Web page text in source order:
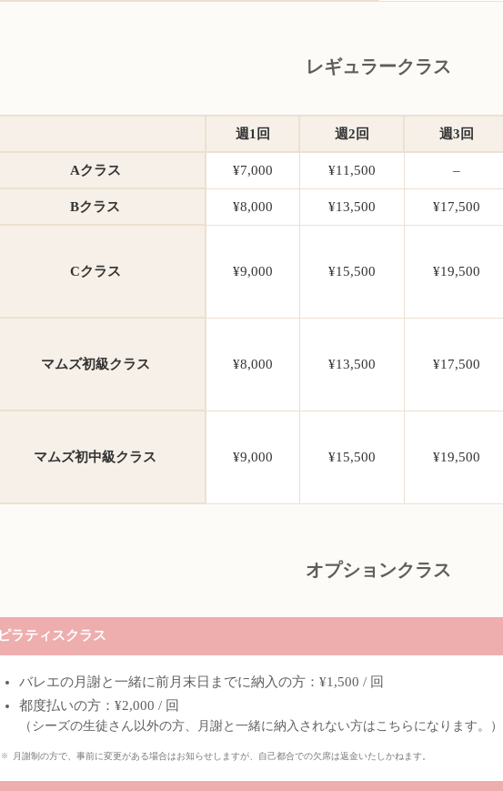
レギュラークラス
週1回 週2回 週3回
Aクラス ¥7,000 ¥11,500 –
Bクラス ¥8,000 ¥13,500 ¥17,500
Cクラス ¥9,000 ¥15,500 ¥19,500
マムズ初級クラス ¥8,000 ¥13,500 ¥17,500
マムズ初中級クラス ¥9,000 ¥15,500 ¥19,500
オプションクラス
ピラティスクラス
バレエの月謝と一緒に前月末日までに納入の方：¥1,500 / 回
都度払いの方：¥2,000 / 回
（シーズの生徒さん以外の方、月謝と一緒に納入されない方はこちらになります。）
月謝制の方で、事前に変更がある場合はお知らせしますが、自己都合での欠席は返金いたしかねます。